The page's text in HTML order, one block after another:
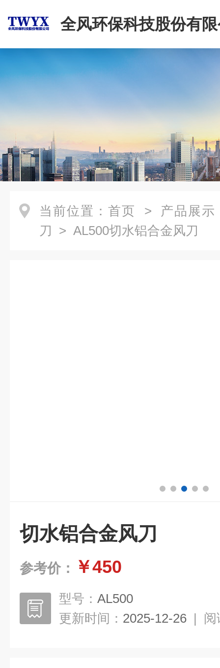
全风环保科技股份有
当前位置： 首页 > 产品展示
刀 > AL500切水铝合金风刀
切水铝合金风刀
参考价： ￥450
型号： AL500
更新时间： 2025-12-26 | 阅